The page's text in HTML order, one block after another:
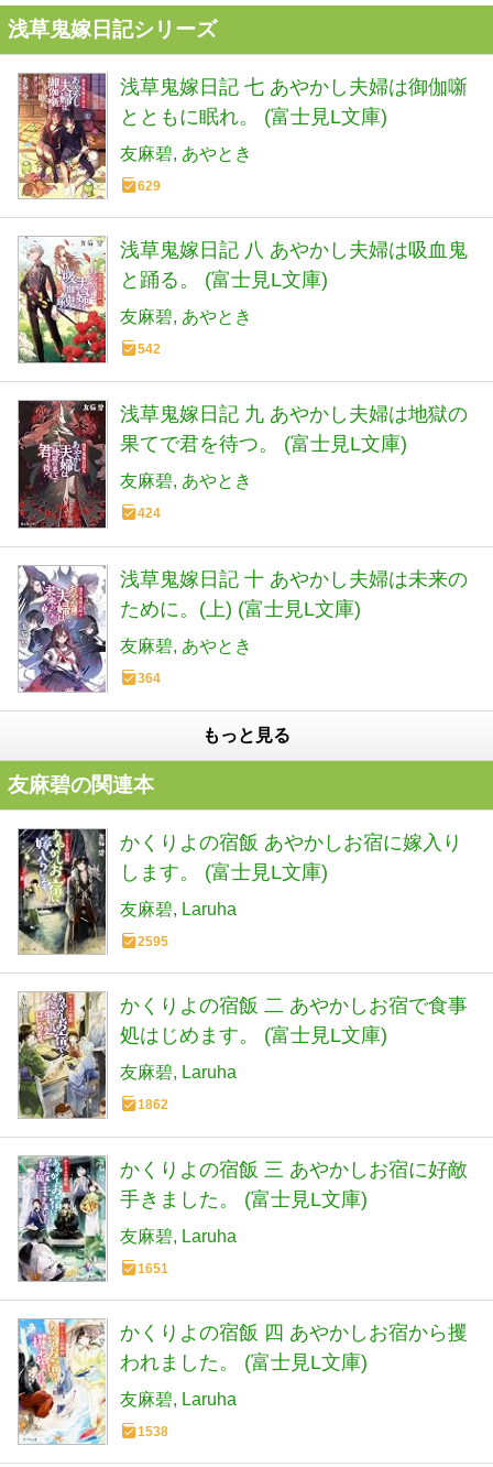
浅草鬼嫁日記シリーズ
浅草鬼嫁日記 七 あやかし夫婦は御伽噺
とともに眠れ。 (富士見L文庫)
友麻碧 あやとき
629
浅草鬼嫁日記 八 あやかし夫婦は吸血鬼
と踊る。 (富士見L文庫)
友麻碧 あやとき
542
浅草鬼嫁日記 九 あやかし夫婦は地獄の
果てで君を待つ。 (富士見L文庫)
友麻碧 あやとき
424
浅草鬼嫁日記 十 あやかし夫婦は未来の
ために。(上) (富士見L文庫)
友麻碧 あやとき
364
もっと見る
友麻碧の関連本
かくりよの宿飯 あやかしお宿に嫁入り
します。 (富士見L文庫)
友麻碧 Laruha
2595
かくりよの宿飯 二 あやかしお宿で食事
処はじめます。 (富士見L文庫)
友麻碧 Laruha
1862
かくりよの宿飯 三 あやかしお宿に好敵
手きました。 (富士見L文庫)
友麻碧 Laruha
1651
かくりよの宿飯 四 あやかしお宿から攫
われました。 (富士見L文庫)
友麻碧 Laruha
1538